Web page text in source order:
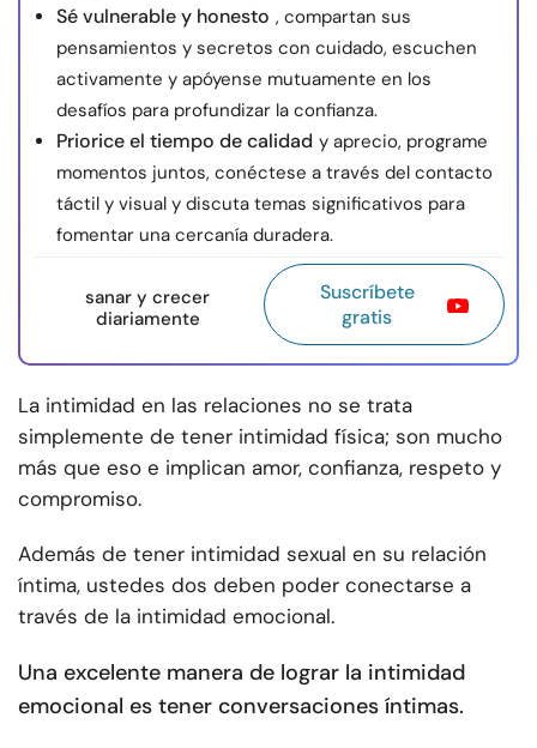
Sé vulnerable y honesto , compartan sus
pensamientos y secretos con cuidado, escuchen
activamente y apóyense mutuamente en los
desafíos para profundizar la confianza.
Priorice el tiempo de calidad y aprecio, programe
momentos juntos, conéctese a través del contacto
táctil y visual y discuta temas significativos para
fomentar una cercanía duradera.
sanar y crecer
diariamente
Suscríbete
gratis
La intimidad en las relaciones no se trata
simplemente de tener intimidad física; son mucho
más que eso e implican amor, confianza, respeto y
compromiso.
Además de tener intimidad sexual en su relación
íntima, ustedes dos deben poder conectarse a
través de la intimidad emocional.
Una excelente manera de lograr la intimidad
emocional es tener conversaciones íntimas.